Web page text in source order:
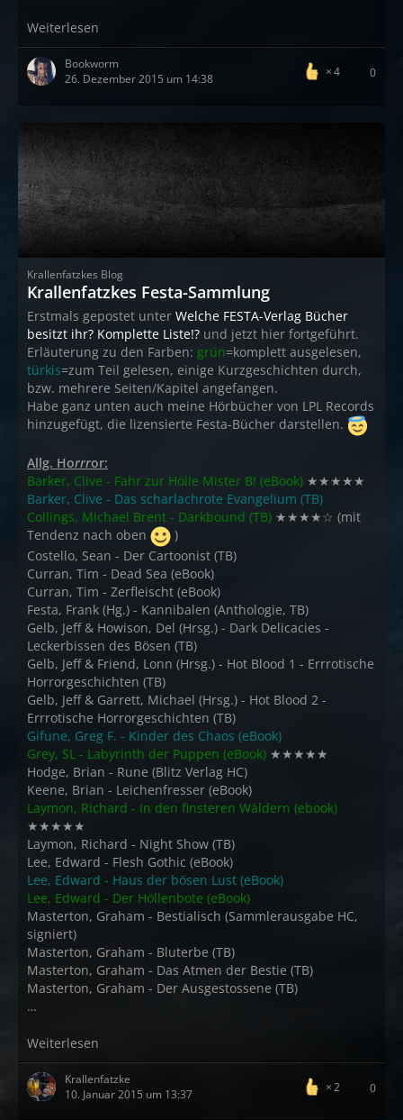
Weiterlesen
Bookworm
26. Dezember 2015 um 14:38
4 0
Krallenfatzkes Blog
Krallenfatzkes Festa-Sammlung
Erstmals gepostet unter Welche FESTA-Verlag Bücher
besitzt ihr? Komplette Liste!? und jetzt hier fortgeführt.
Erläuterung zu den Farben: grün=komplett ausgelesen,
türkis=zum Teil gelesen, einige Kurzgeschichten durch,
bzw. mehrere Seiten/Kapitel angefangen.
Habe ganz unten auch meine Hörbücher von LPL Records
hinzugefügt, die lizensierte Festa-Bücher darstellen.
Allg. Horrror:
Barker, Clive - Fahr zur Hölle Mister B! (eBook) ★★★★★
Barker, Clive - Das scharlachrote Evangelium (TB)
Collings, Michael Brent - Darkbound (TB) ★★★★☆ (mit
Tendenz nach oben
)
Costello, Sean - Der Cartoonist (TB)
Curran, Tim - Dead Sea (eBook)
Curran, Tim - Zerfleischt (eBook)
Festa, Frank (Hg.) - Kannibalen (Anthologie, TB)
Gelb, Jeff & Howison, Del (Hrsg.) - Dark Delicacies -
Leckerbissen des Bösen (TB)
Gelb, Jeff & Friend, Lonn (Hrsg.) - Hot Blood 1 - Errrotische
Horrorgeschichten (TB)
Gelb, Jeff & Garrett, Michael (Hrsg.) - Hot Blood 2 -
Errrotische Horrorgeschichten (TB)
Gifune, Greg F. - Kinder des Chaos (eBook)
Grey, SL - Labyrinth der Puppen (eBook) ★★★★★
Hodge, Brian - Rune (Blitz Verlag HC)
Keene, Brian - Leichenfresser (eBook)
Laymon, Richard - In den finsteren Wäldern (ebook)
★★★★★
Laymon, Richard - Night Show (TB)
Lee, Edward - Flesh Gothic (eBook)
Lee, Edward - Haus der bösen Lust (eBook)
Lee, Edward - Der Höllenbote (eBook)
Masterton, Graham - Bestialisch (Sammlerausgabe HC,
signiert)
Masterton, Graham - Bluterbe (TB)
Masterton, Graham - Das Atmen der Bestie (TB)
Masterton, Graham - Der Ausgestossene (TB)
…
Weiterlesen
Krallenfatzke
10. Januar 2015 um 13:37
2 0